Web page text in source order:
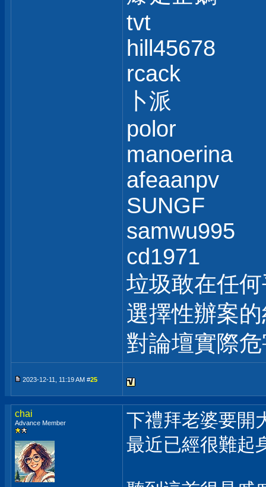
tvt
hill45678
rcack
卜派
polor
manoerina
afeaanpv
SUNGF
samwu995
cd1971
垃圾敢在任
選擇性辦案
對論壇實際
2023-12-11, 11:19 AM #25
chai
Advance Member
下禮拜老婆要開
最近已經很難起